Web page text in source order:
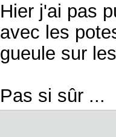
Hier j'ai pas
avec les
gueule sur
Pas si sûr ...